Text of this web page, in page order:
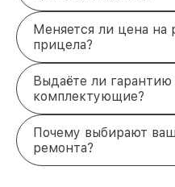
Меняется ли цена на
прицела?
Выдаёте ли
комплектующие?
Почему выбирают
ремонта?